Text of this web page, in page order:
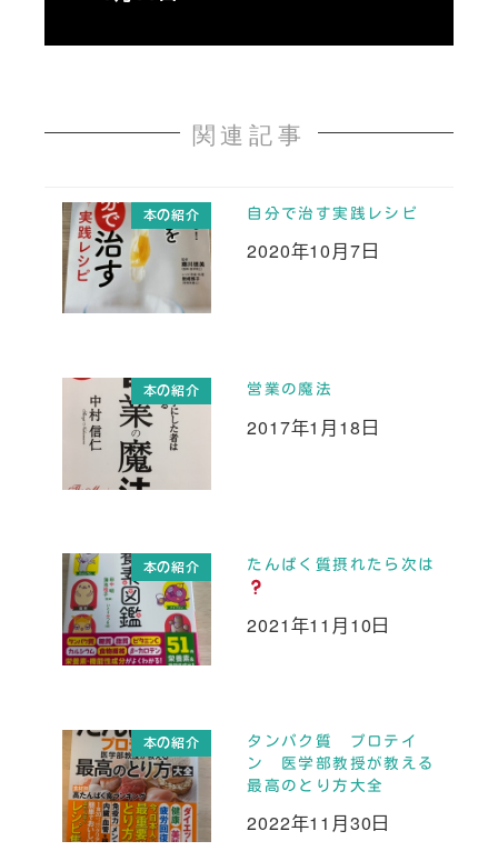
関連記事
本の紹介 自分で治す実践レシピ
投稿日
2020年10月7日
本の紹介 営業の魔法
投稿日
2017年1月18日
本の紹介 たんぱく質摂れたら次は
投稿日
2021年11月10日
本の紹介
タンパク質 プロテイ
ン 医学部教授が教える
最高のとり方大全
投稿日
2022年11月30日